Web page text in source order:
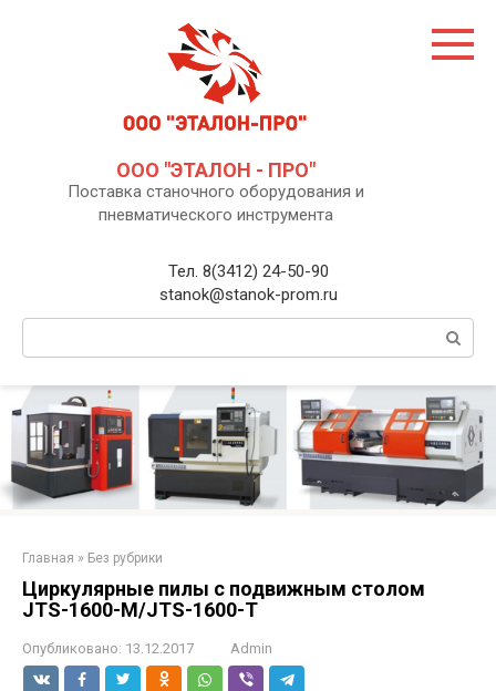
ООО "ЭТАЛОН - ПРО"
Поставка станочного оборудования и
пневматического инструмента
Тел. 8(3412) 24-50-90
stanok@stanok-prom.ru
Главная » Без рубрики
Циркулярные пилы с подвижным столом
JTS-1600-M/JTS-1600-T
Опубликовано: 13.12.2017 Admin